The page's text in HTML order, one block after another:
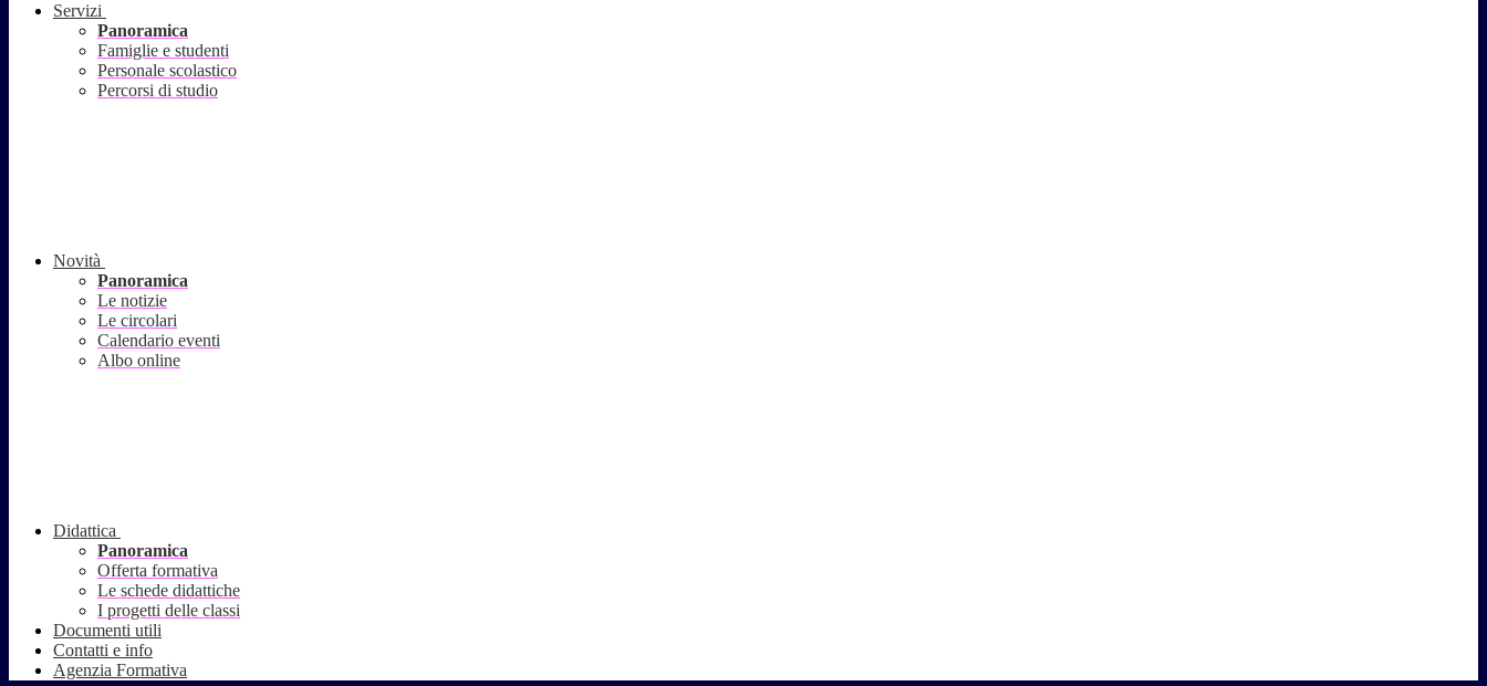
Servizi
Panoramica
Famiglie e studenti
Personale scolastico
Percorsi di studio
Novità
Panoramica
Le notizie
Le circolari
Calendario eventi
Albo online
Didattica
Panoramica
Offerta formativa
Le schede didattiche
I progetti delle classi
Documenti utili
Contatti e info
Agenzia Formativa